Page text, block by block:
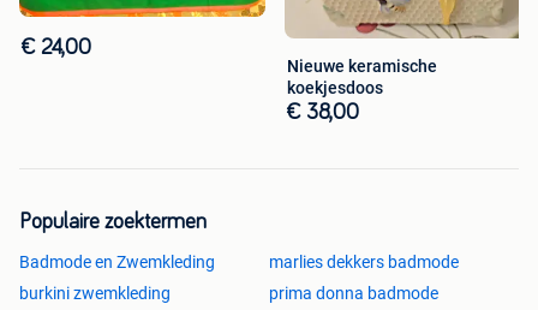
€ 24,00
Nieuwe keramische
koekjesdoos
€ 38,00
Populaire zoektermen
Badmode en Zwemkleding
marlies dekkers badmode
burkini zwemkleding
prima donna badmode